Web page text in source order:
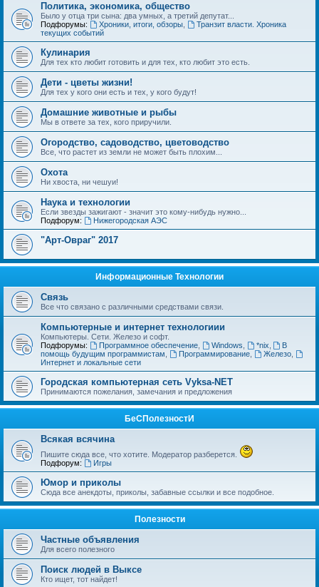
Политика, экономика, общество
Было у отца три сына: два умных, а третий депутат...
Подфорумы:
Хроники, итоги, обзоры,
Транзит власти. Хроника
текущих событий
Кулинария
Для тех кто любит готовить и для тех, кто любит это есть.
Дети - цветы жизни!
Для тех у кого они есть и тех, у кого будут!
Домашние животные и рыбы
Мы в ответе за тех, кого приручили.
Огородство, садоводство, цветоводство
Все, что растет из земли не может быть плохим...
Охота
Ни хвоста, ни чешуи!
Наука и технологии
Если звезды зажигают - значит это кому-нибудь нужно...
Подфорум:
Нижегородская АЭС
"Арт-Овраг" 2017
Информационные Технологии
Связь
Все что связано с различными средствами связи.
Компьютерные и интернет технологиии
Компьютеры. Сети. Железо и софт.
Подфорумы:
Программное обеспечение, Windows *nix
В
помощь будущим программистам
Программирование, Железо,
Интернет и локальные сети
Городская компьютерная сеть Vyksa-NET
Принимаются пожелания, замечания и предложения
БеСПолезностИ
Всякая всячина
Пишите сюда все, что хотите. Модератор разберется.
Подфорум:
Игры
Юмор и приколы
Сюда все анекдоты, приколы, забавные ссылки и все подобное.
Полезности
Частные объявления
Для всего полезного
Поиск людей в Выксе
Кто ищет, тот найдет!